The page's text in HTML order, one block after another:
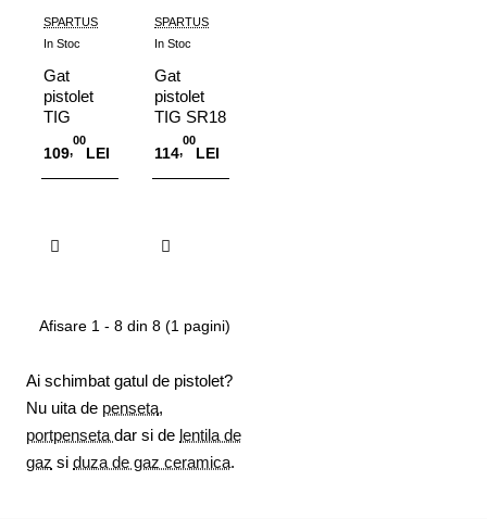
Ai schimbat gatul de pistolet?
Nu uita de penseta,
portpenseta dar si de lentila de
gaz si duza de gaz ceramica.
SPARTUS
In Stoc
Gat
pistolet
TIG
SR18W -
racire cu
apa
109,
00
LEI
SPARTUS
In Stoc
Gat
pistolet
TIG SR18
flexibil
114,
00
LEI
Afisare 1 - 8 din 8 (1 pagini)